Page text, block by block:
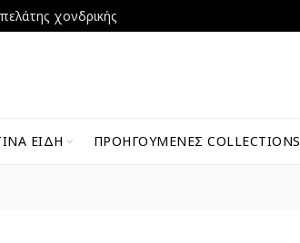
ΕΊΔΗ ΠΡΟΗΓΟΎΜΕΝΕΣ COLLECTIONS
χονδρικής